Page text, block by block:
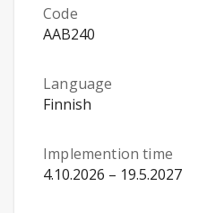
Code
AAB240
Language
Finnish
Implemention time
4.10.2026 – 19.5.2027